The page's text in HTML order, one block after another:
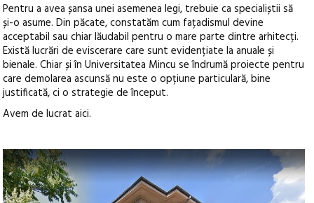
Pentru a avea șansa unei asemenea legi, trebuie ca specialiștii să
și-o asume. Din păcate, constatăm cum fațadismul devine
acceptabil sau chiar lăudabil pentru o mare parte dintre arhitecți.
Există lucrări de eviscerare care sunt evidențiate la anuale și
bienale. Chiar și în Universitatea Mincu se îndrumă proiecte pentru
care demolarea ascunsă nu este o opțiune particulară, bine
justificată, ci o strategie de început.
Avem de lucrat aici.